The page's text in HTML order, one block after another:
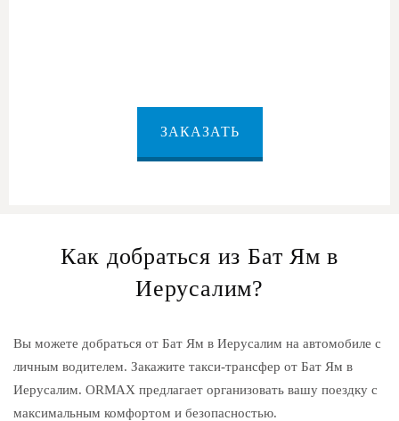
ЗАКАЗАТЬ
Как добраться из Бат Ям в
Иерусалим?
Вы можете добраться от Бат Ям в Иерусалим на автомобиле с
личным водителем. Закажите такси-трансфер от Бат Ям в
Иерусалим. ORMAX предлагает организовать вашу поездку с
максимальным комфортом и безопасностью.